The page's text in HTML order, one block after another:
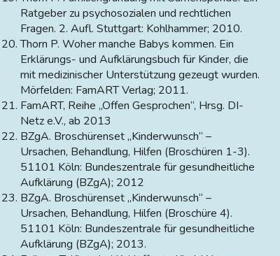
Ratgeber zu psychosozialen und rechtlichen
Fragen. 2. Aufl. Stuttgart: Kohlhammer; 2010.
Thorn P. Woher manche Babys kommen. Ein
Erklärungs- und Aufklärungsbuch für Kinder, die
mit medizinischer Unterstützung gezeugt wurden.
Mörfelden: FamART Verlag; 2011.
FamART, Reihe „Offen Gesprochen“, Hrsg. DI-
Netz e.V., ab 2013
BZgA. Broschürenset „Kinderwunsch“ –
Ursachen, Behandlung, Hilfen (Broschüren 1-3).
51101 Köln: Bundeszentrale für gesundheitliche
Aufklärung (BZgA); 2012
BZgA. Broschürenset „Kinderwunsch“ –
Ursachen, Behandlung, Hilfen (Broschüre 4).
51101 Köln: Bundeszentrale für gesundheitliche
Aufklärung (BZgA); 2013.